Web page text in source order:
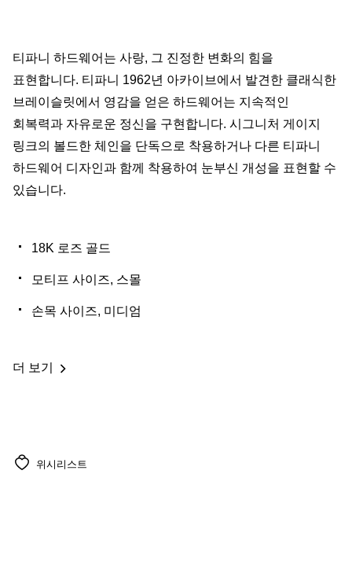
티파니 하드웨어는 사랑, 그 진정한 변화의 힘을
표현합니다. 티파니 1962년 아카이브에서 발견한 클래식한
브레이슬릿에서 영감을 얻은 하드웨어는 지속적인
회복력과 자유로운 정신을 구현합니다. 시그니처 게이지
링크의 볼드한 체인을 단독으로 착용하거나 다른 티파니
하드웨어 디자인과 함께 착용하여 눈부신 개성을 표현할 수
있습니다.
18K 로즈 골드
모티프 사이즈, 스몰
손목 사이즈, 미디엄
더 보기
위시리스트